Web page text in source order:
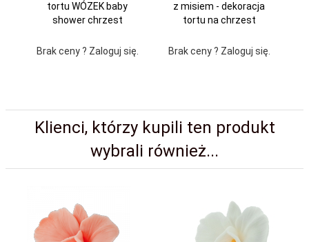
tortu WÓZEK baby
shower chrzest
Brak ceny ? Zaloguj się.
z misiem - dekoracja
tortu na chrzest
Brak ceny ? Zaloguj się.
Klienci, którzy kupili ten produkt
wybrali również...